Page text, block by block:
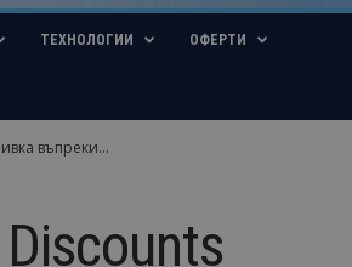
ТЕХНОЛОГИИ ОФЕРТИ
въпреки...